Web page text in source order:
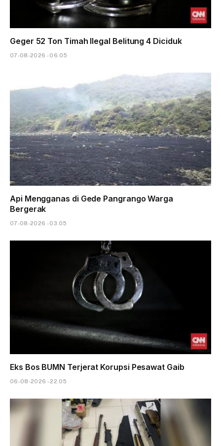
Geger 52 Ton Timah Ilegal Belitung 4 Diciduk
07-08-2026 - 06.05
Api Mengganas di Gede Pangrango Warga
Bergerak
07-08-2026 - 03.05
Eks Bos BUMN Terjerat Korupsi Pesawat Gaib
06-08-2026 - 22.05